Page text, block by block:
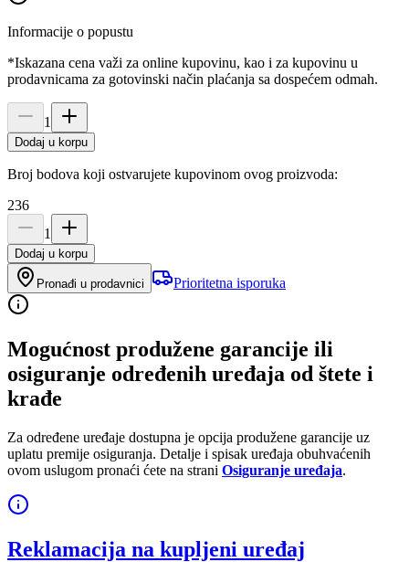
Informacije o popustu
*Iskazana cena važi za online kupovinu, kao i za kupovinu u
prodavnicama za gotovinski način plaćanja sa dospećem odmah.
1
Dodaj u korpu
Broj bodova koji ostvarujete kupovinom ovog proizvoda:
236
1
Dodaj u korpu
Pronađi u prodavnici Prioritetna isporuka
Mogućnost produžene garancije ili
osiguranje određenih uređaja od štete i
krađe
Za određene uređaje dostupna je opcija produžene garancije uz
uplatu premije osiguranja. Detalje i spisak uređaja obuhvaćenih
ovom uslugom pronaći ćete na strani Osiguranje uređaja.
Reklamacija na kupljeni uređaj